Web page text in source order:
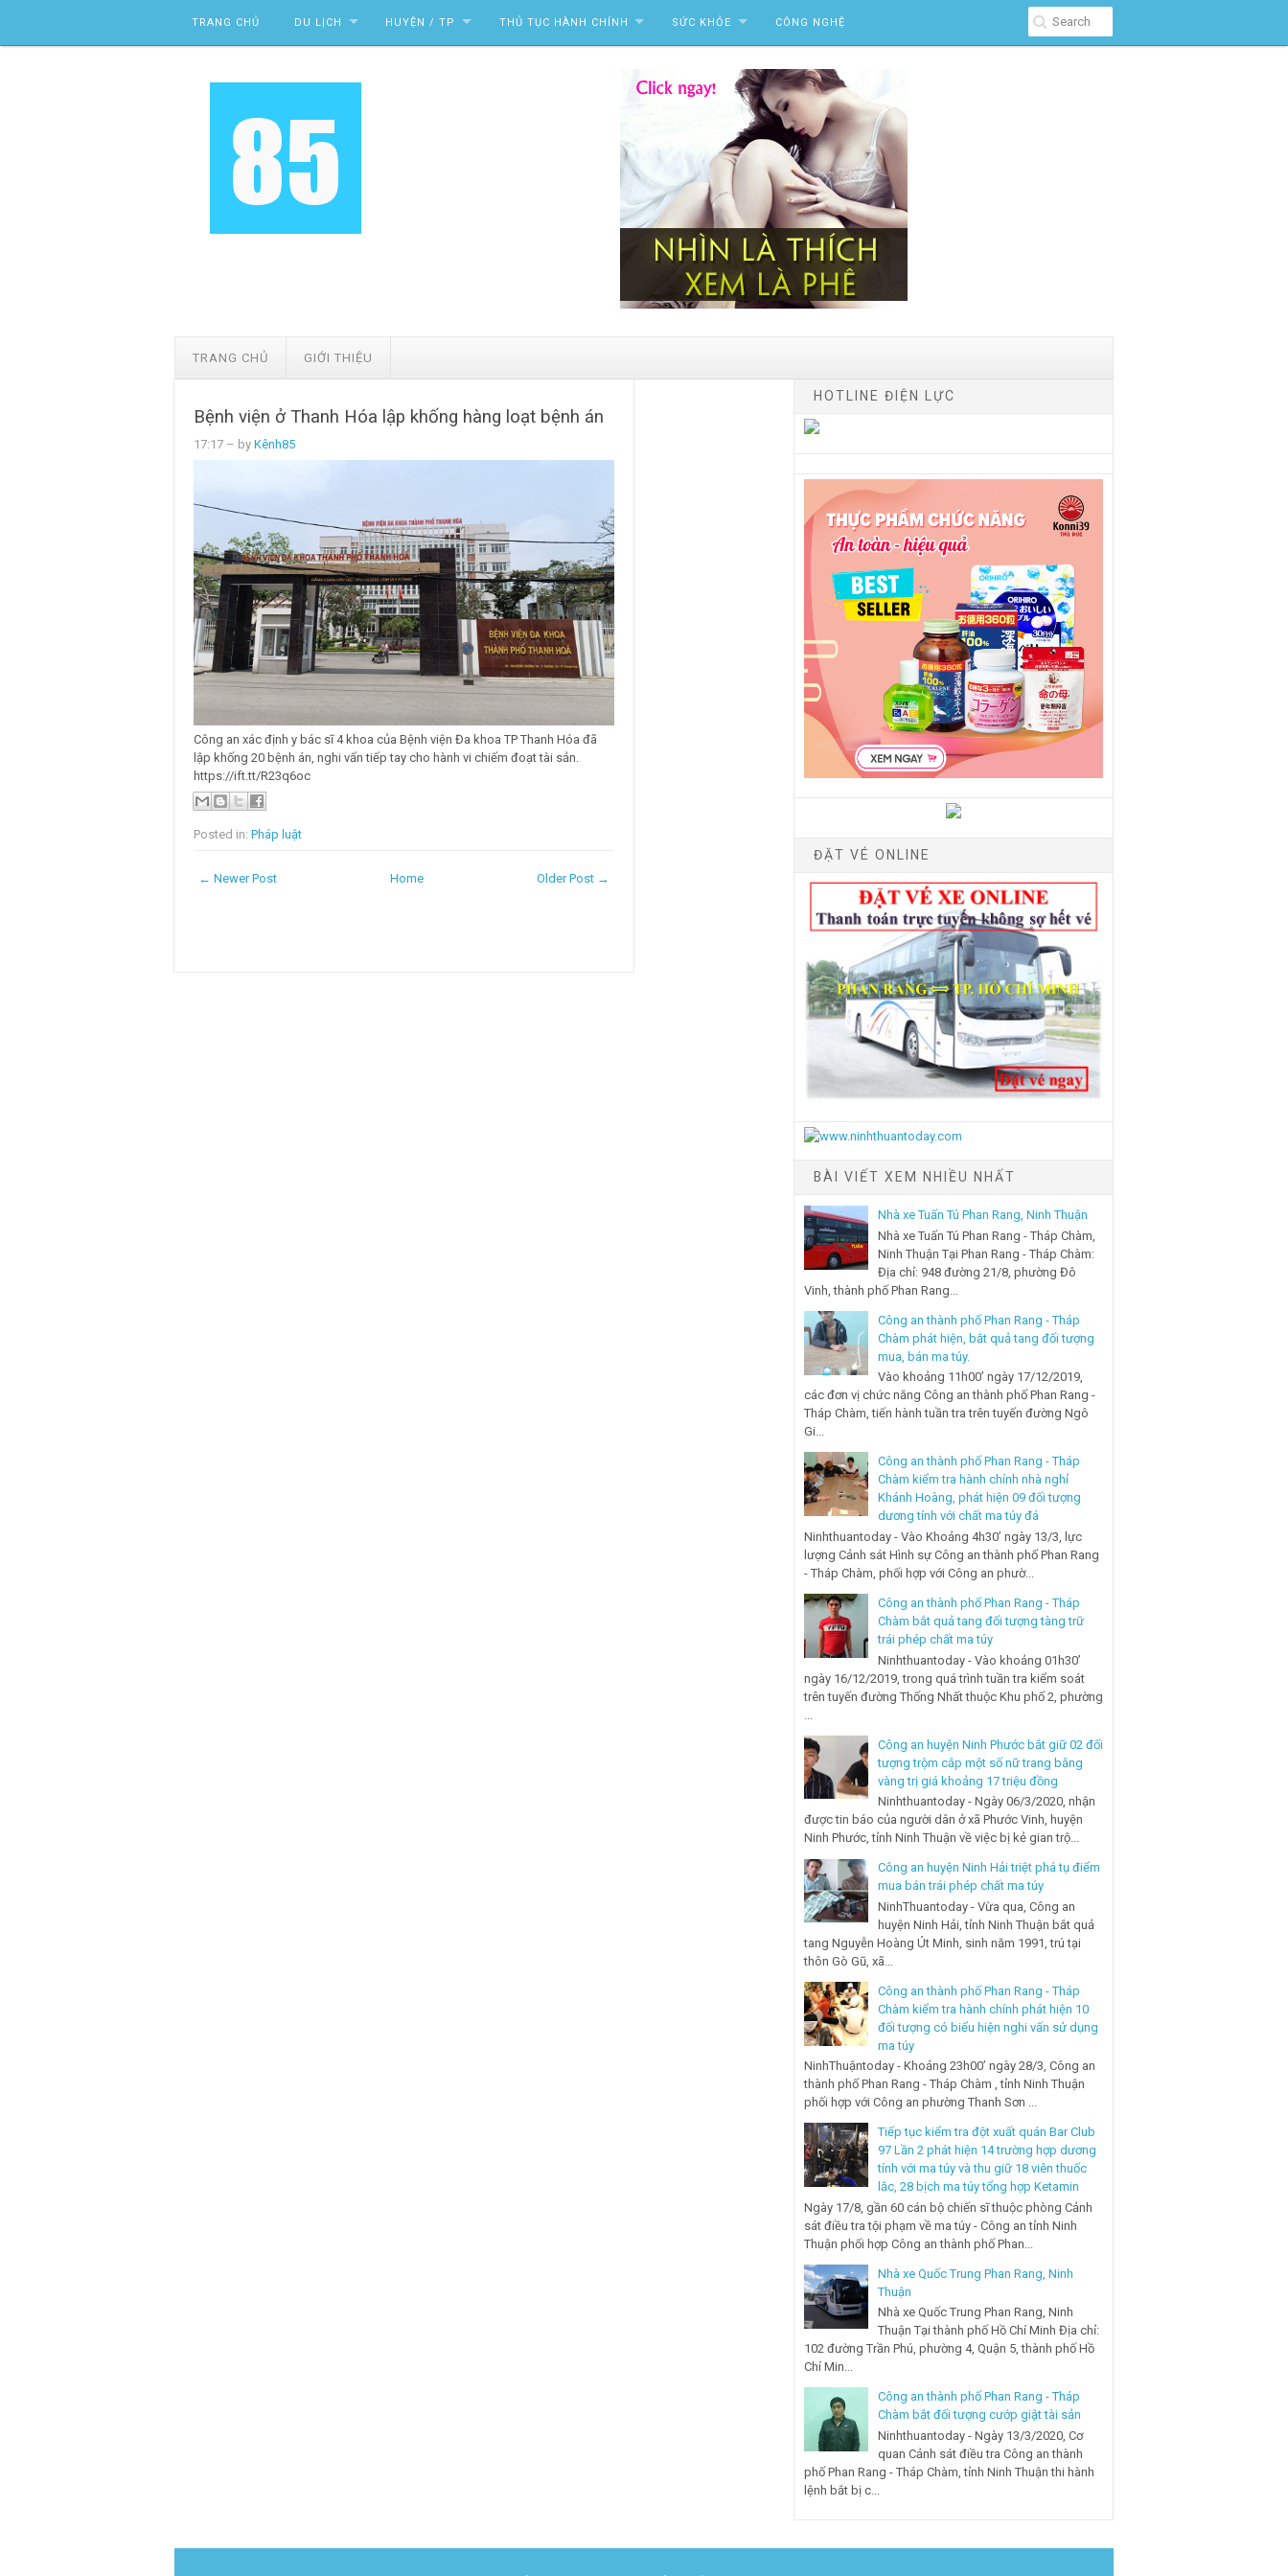
TRANG CHỦ DU LỊCH HUYỆN / TP THỦ TỤC HÀNH CHÍNH SỨC KHỎE CÔNG NGHỆ
TRANG CHỦ GIỚI THIỆU
Bệnh viện ở Thanh Hóa lập khống hàng loạt bệnh án
17:17 – by Kênh85
Công an xác định y bác sĩ 4 khoa của Bệnh viện Đa khoa TP Thanh Hóa đã
lập khống 20 bệnh án, nghi vấn tiếp tay cho hành vi chiếm đoạt tài sản.
https://ift.tt/R23q6oc
Posted in: Pháp luật
← Newer Post Older Post →
Home
HOTLINE ĐIỆN LỰC
ĐẶT VÉ ONLINE
BÀI VIẾT XEM NHIỀU NHẤT
Nhà xe Tuấn Tú Phan Rang, Ninh Thuận
Nhà xe Tuấn Tú Phan Rang - Tháp Chàm,
Ninh Thuận Tại Phan Rang - Tháp Chàm:
Địa chỉ: 948 đường 21/8, phường Đô
Vinh, thành phố Phan Rang...
Công an thành phố Phan Rang - Tháp
Chàm phát hiện, bắt quả tang đối tượng
mua, bán ma túy.
Vào khoảng 11h00’ ngày 17/12/2019,
các đơn vị chức năng Công an thành phố Phan Rang -
Tháp Chàm, tiến hành tuần tra trên tuyến đường Ngô
Gi...
Công an thành phố Phan Rang - Tháp
Chàm kiểm tra hành chính nhà nghỉ
Khánh Hoàng, phát hiện 09 đối tượng
dương tính với chất ma túy đá
Ninhthuantoday - Vào Khoảng 4h30’ ngày 13/3, lực
lượng Cảnh sát Hình sự Công an thành phố Phan Rang
- Tháp Chàm, phối hợp với Công an phườ...
Công an thành phố Phan Rang - Tháp
Chàm bắt quả tang đối tượng tàng trữ
trái phép chất ma túy
Ninhthuantoday - Vào khoảng 01h30’
ngày 16/12/2019, trong quá trình tuần tra kiểm soát
trên tuyến đường Thống Nhất thuộc Khu phố 2, phường
Công an huyện Ninh Phước bắt giữ 02 đối
tượng trộm cắp một số nữ trang bằng
vàng trị giá khoảng 17 triệu đồng
Ninhthuantoday - Ngày 06/3/2020, nhận
được tin báo của người dân ở xã Phước Vinh, huyện
Ninh Phước, tỉnh Ninh Thuận về việc bị kẻ gian trộ...
Công an huyện Ninh Hải triệt phá tụ điểm
mua bán trái phép chất ma túy
NinhThuantoday - Vừa qua, Công an
huyện Ninh Hải, tỉnh Ninh Thuận bắt quả
tang Nguyễn Hoàng Út Minh, sinh năm 1991, trú tại
thôn Gò Gũ, xã...
Công an thành phố Phan Rang - Tháp
Chàm kiểm tra hành chính phát hiện 10
đối tượng có biểu hiện nghi vấn sử dụng
ma túy
NinhThuậntoday - Khoảng 23h00’ ngày 28/3, Công an
thành phố Phan Rang - Tháp Chàm , tỉnh Ninh Thuận
phối hợp với Công an phường Thanh Sơn ...
Tiếp tục kiểm tra đột xuất quán Bar Club
97 Lần 2 phát hiện 14 trường hợp dương
tính với ma túy và thu giữ 18 viên thuốc
lắc, 28 bịch ma túy tổng hợp Ketamin
Ngày 17/8, gần 60 cán bộ chiến sĩ thuộc phòng Cảnh
sát điều tra tội phạm về ma túy - Công an tỉnh Ninh
Thuận phối hợp Công an thành phố Phan...
Nhà xe Quốc Trung Phan Rang, Ninh
Thuận
Nhà xe Quốc Trung Phan Rang, Ninh
Thuận Tại thành phố Hồ Chí Minh Địa chỉ:
102 đường Trần Phú, phường 4, Quận 5, thành phố Hồ
Chí Min...
Công an thành phố Phan Rang - Tháp
Chàm bắt đối tượng cướp giật tài sản
Ninhthuantoday - Ngày 13/3/2020, Cơ
quan Cảnh sát điều tra Công an thành
phố Phan Rang - Tháp Chàm, tỉnh Ninh Thuận thi hành
lệnh bắt bị c...